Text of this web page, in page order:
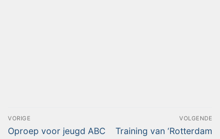
VORIGE
Oproep voor jeugd ABC
VOLGENDE
Training van ‘Rotterdam